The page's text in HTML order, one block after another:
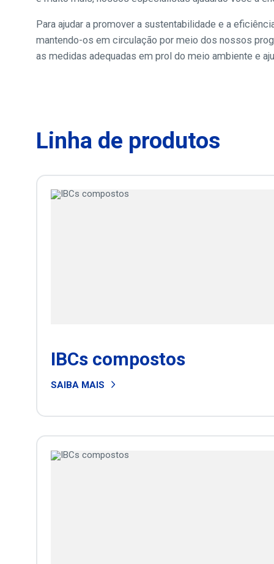
Para ajudar a promover a sustentabilidade e a
mantendo-os em circulação por meio dos nossos
as medidas adequadas em prol do meio ambiente e
Linha de produtos
IBCs compostos
SAIBA MAIS